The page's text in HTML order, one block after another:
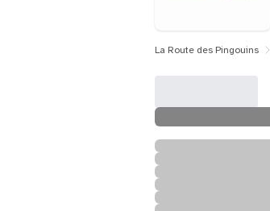
La Route des Pingouins